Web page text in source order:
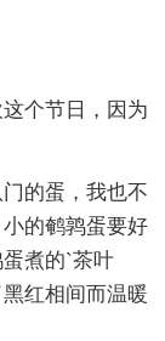
个节日，因为
的蛋，我也不
的鹌鹑蛋要好
煮的`茶叶
红相间而温暖